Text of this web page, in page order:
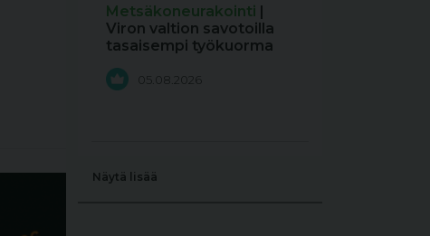
Metsäkoneurakointi |
Viron valtion savotoilla
tasaisempi työkuorma
05.08.2026
Näytä lisää